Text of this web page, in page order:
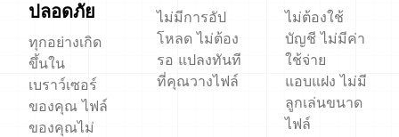
ปลอดภัย
ทุกอย่างเกิด
ขึ้นใน
เบราว์เซอร์
ของคุณ ไฟล์
ของคุณไม่
ไม่มีการอัป
โหลด ไม่ต้อง
รอ แปลงทันที
ที่คุณวางไฟล์
ไม่ต้องใช้
บัญชี ไม่มีค่า
ใช้จ่าย
แอบแฝง ไม่มี
ลูกเล่นขนาด
ไฟล์